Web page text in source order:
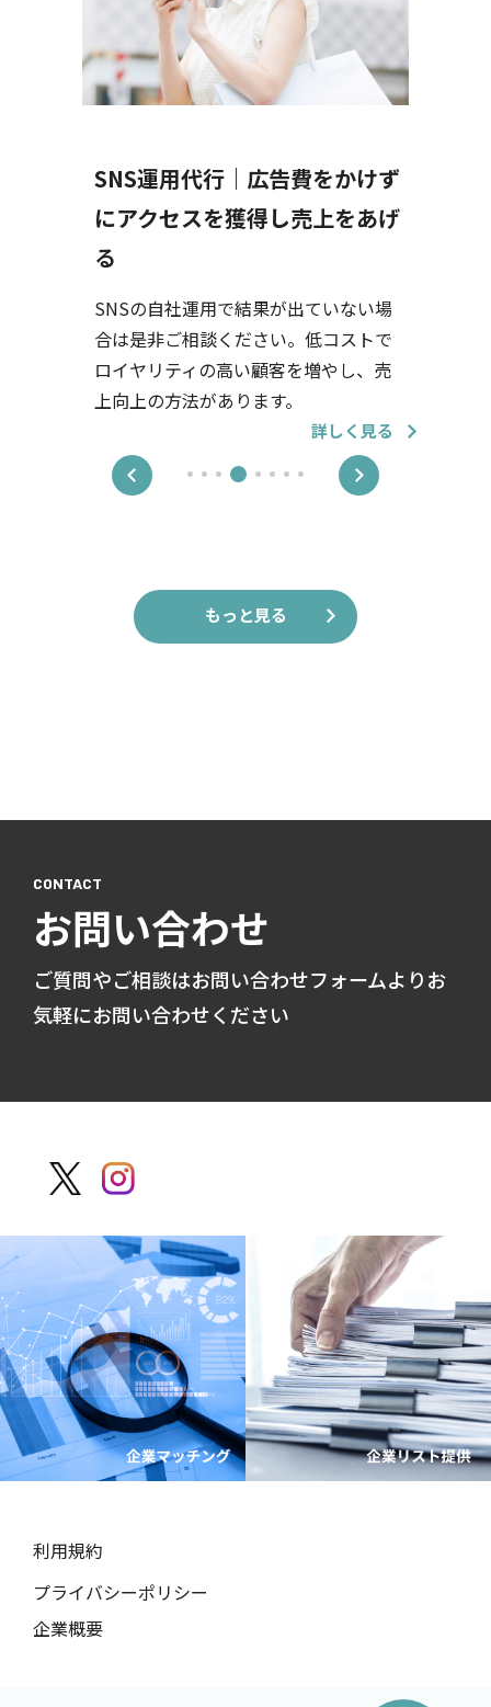
｜広告費をかけず
獲得し売上をあげ
で結果が出ていない場
ください。低コストで
い顧客を増やし、売
もっと見る
お問い合わせ
ご質問やご相談はお問い合わせフォームよりお
気軽にお問い合わせください
利用規約
プライバシーポリシー
企業概要